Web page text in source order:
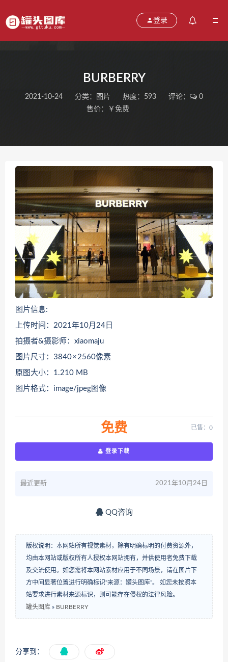
登录
BURBERRY
2021-10-24 分类： 图片 热度：593 评论：
0
售价：￥免费
图片信息:
上传时间：2021年10月24日
拍摄者&摄影师：xiaomaju
图片尺寸：3840 × 2560像素
原图大小：1.210 MB
图片格式：image/jpeg图像
免费 已售：0
登录下载
最近更新 2021年10月24日
QQ咨询
版权说明：本网站所有视觉素材，除有明确标明的付费资源外，
均由本网站或版权所有人授权本网站拥有，并供使用者免费下载
及交流使用。如您需将本网站素材应用于不同场景，请在图片下
方中间显著位置进行明确标识“来源：罐头图库”。 如您未按照本
站要求进行素材来源标识，则可能存在侵权的法律风险。
罐头图库 » BURBERRY
分享到：